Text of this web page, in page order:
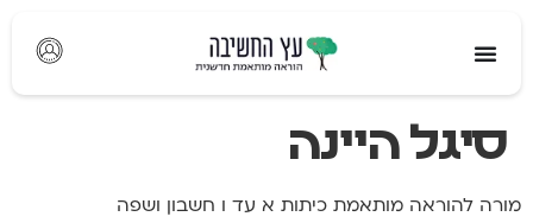
סיגל היינה
מורה להוראה מותאמת כיתות א עד ו חשבון ושפה